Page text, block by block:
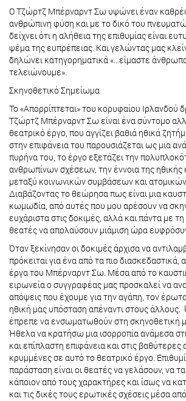
Ο Τζώρτζ Μπέρναρντ Σω υψώνει έναν
ανθρώπινη φύση και με το δικό του
δείχνει ότι η αλήθεια της επιθυμίας είναι
ψέμα της ευπρέπειας. Και γελώντας μας
δηλώνει κατηγορηματικά «…είμαστε
τελειώνουμε».
Σκηνοθετικό Σημείωμα
Το «Απορρίπτεται» του κορυφαίου Ιρλανδού
Τζώρτζ Μπέρναρντ Σω είναι ένα σύντομο
θεατρικό έργο, που αγγίζει βαθιά ηθικά
στην επιφάνεια του παρουσιάζεται ως μια
πυρήνα του, το έργο εξετάζει την
ανθρωπίνων σχέσεων, την έννοια της ηθικής
μεταξύ κοινωνικών συμβάσεων και
Διαβάζοντας το θεώρησα πως είναι μια
κωμωδία, από αυτές που μου αρέσουν να
ευχάριστα στις δοκιμές, αλλά και πάντα με
θεατές να απολαύσουν μιάμιση ώρα
Όταν ξεκίνησαν οι δοκιμές άρχισα να
πρόκειται για ένα από τα πιο διασκεδαστικά,
έργα του Μπέρναρντ Σω. Μέσα από το
ειρωνεία ο συγγραφέας μας προσκαλεί να
απόψεις που έχουμε για την αγάπη, τον
ηθική μας υπόσταση απέναντι στους άλλους.
έπρεπε να ενσωματωθούν στη σκηνοθετική
Ήθελα να κρατήσω μια ισορροπία ανάμεσα
και επίπλαστη επιφάνεια και στις βαθύτερες
κρυμμένες σε αυτό το θεατρικό έργο.
παράσταση είναι οι θεατές να γελάσουν, να
κάποιον από τους χαρακτήρες και ίσως να
και τις δικές τους ερωτικές σχέσεις μέσα